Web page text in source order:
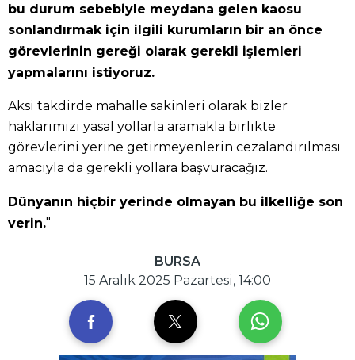
bu durum sebebiyle meydana gelen kaosu
sonlandırmak için ilgili kurumların bir an önce
görevlerinin gereği olarak gerekli işlemleri
yapmalarını istiyoruz.
Aksi takdirde mahalle sakinleri olarak bizler
haklarımızı yasal yollarla aramakla birlikte
görevlerini yerine getirmeyenlerin cezalandırılması
amacıyla da gerekli yollara başvuracağız.
Dünyanın hiçbir yerinde olmayan bu ilkelliğe son
verin."
BURSA
15 Aralık 2025 Pazartesi, 14:00